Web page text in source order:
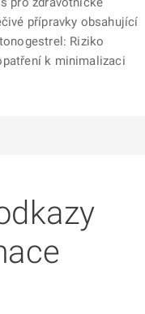
přípravky obsahující
Riziko
k minimalizaci